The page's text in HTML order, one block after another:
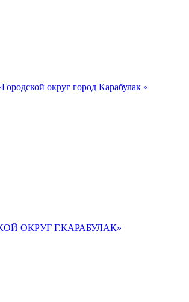
округ город Карабулак «
ОКРУГ Г.КАРАБУЛАК»